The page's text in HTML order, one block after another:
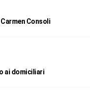
Consoli
ai domiciliari